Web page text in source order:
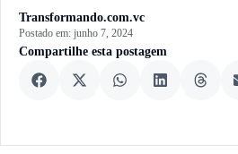
Transformando.com.vc
Postado em: junho 7, 2024
Compartilhe esta postagem